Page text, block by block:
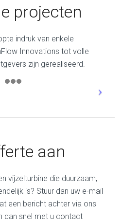
projecten
indruk van enkele
Innovations tot volle
zijn gerealiseerd.
aan
vijzelturbine die duurzaam,
is? Stuur dan uw e-mail
een bericht achter via ons
dan snel met u contact